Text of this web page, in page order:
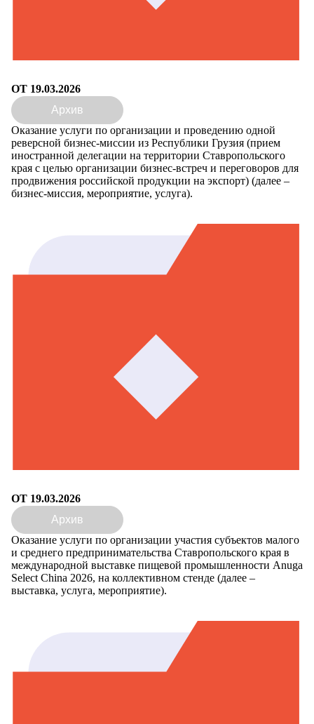
ОТ 19.03.2026
Архив
Оказание услуги по организации и проведению одной
реверсной бизнес-миссии из Республики Грузия (прием
иностранной делегации на территории Ставропольского
края с целью организации бизнес-встреч и переговоров для
продвижения российской продукции на экспорт) (далее –
бизнес-миссия, мероприятие, услуга).
ОТ 19.03.2026
Архив
Оказание услуги по организации участия субъектов малого
и среднего предпринимательства Ставропольского края в
международной выставке пищевой промышленности Anuga
Select China 2026, на коллективном стенде (далее –
выставка, услуга, мероприятие).